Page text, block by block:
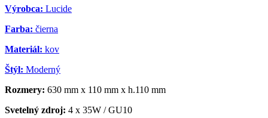
Výrobca: Lucide
Farba: čierna
Materiál: kov
Štýl: Moderný
Rozmery: 630 mm x 110 mm x h.110 mm
Svetelný zdroj: 4 x 35W / GU10